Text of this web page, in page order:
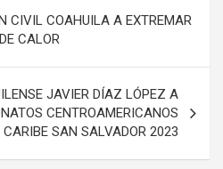
CIVIL COAHUILA A EXTREMAR
CALOR
JAVIER DÍAZ LÓPEZ A
CENTROAMERICANOS
CARIBE SAN SALVADOR 2023